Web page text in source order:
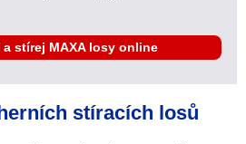
a stírej MAXA losy online
stíracích losů